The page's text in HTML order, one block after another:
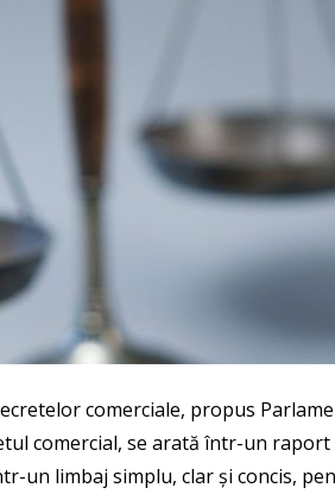
comerciale, propus
comercial, se arată într-un
un limbaj simplu, clar și concis,